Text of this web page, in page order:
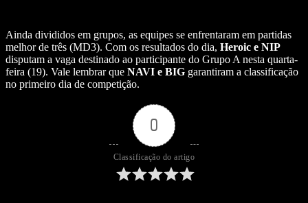
Ainda divididos em grupos, as equipes se enfrentaram em partidas
melhor de três (MD3). Com os resultados do dia, Heroic e NIP
disputam a vaga destinado ao participante do Grupo A nesta quarta-
feira (19). Vale lembrar que NAVI e BIG garantiram a classificação
no primeiro dia de competição.
0
Classificação do artigo